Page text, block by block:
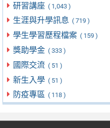
研習講座 ( 1,043 )
生涯與升學訊息 ( 719 )
學生學習歷程檔案 ( 159 )
獎助學金 ( 333 )
國際交流 ( 51 )
新生入學 ( 51 )
防疫專區 ( 118 )